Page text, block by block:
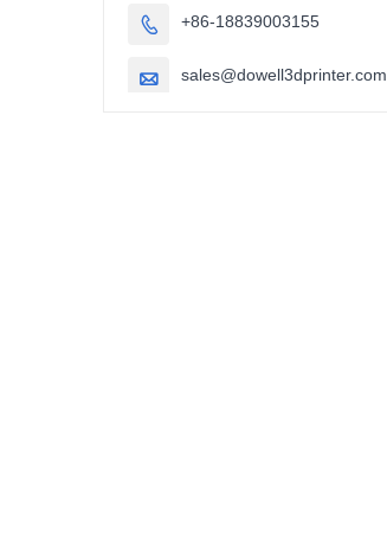
 +86-18839003155
 sales@dowell3dprinter.com